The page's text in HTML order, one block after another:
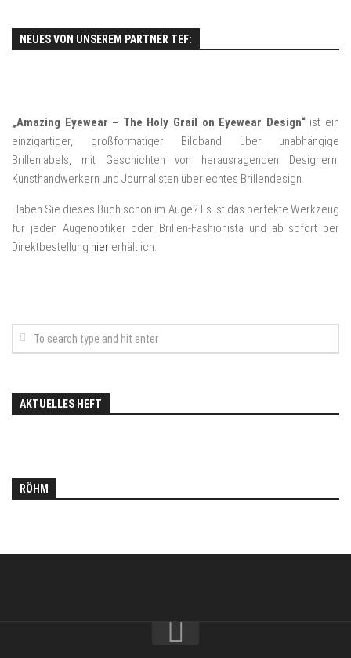
NEUES VON UNSEREM PARTNER TEF:
„Amazing Eyewear – The Holy Grail on Eyewear Design“ist ein
einzigartiger, großformatiger Bildband über unabhängige
Brillenlabels, mit Geschichten von herausragenden Designern,
Kunsthandwerkern und Journalisten über echtes Brillendesign.
Haben Sie dieses Buch schon im Auge? Es ist das perfekte Werkzeug
für jeden Augenoptiker oder Brillen-Fashionista und ab sofort per
Direktbestellung hier erhältlich.
AKTUELLES HEFT
RÖHM